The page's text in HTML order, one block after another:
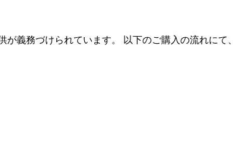
義務づけられています。 以下のご購入の流れにて、